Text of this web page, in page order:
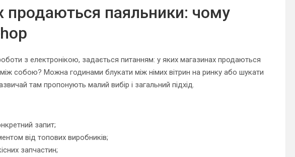
продаються паяльники: чому
з електронікою, задається питанням: у яких магазинах продаються
собою? Можна годинами блукати між німих вітрин на ринку або шукати
там пропонують малий вибір і загальний підхід.
запит;
від топових виробників;
запчастин;